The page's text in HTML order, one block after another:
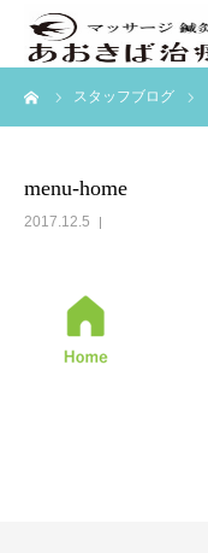
スタッフブログ
menu-home
2017.12.5
ホーム
訪問マッサージ